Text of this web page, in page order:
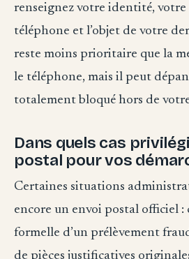
renseignez votre identité, votre
téléphone et l’objet de votre
reste moins prioritaire que la
le téléphone, mais il peut
totalement bloqué hors de
Dans quels cas
postal pour vos
Certaines situations
encore un envoi postal officiel
formelle d’un prélèvement
de pièces justificatives